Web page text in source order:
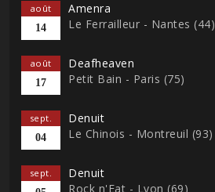
août
14
Amenra
Le Ferrailleur - Nantes (44)
août
17
Deafheaven
Petit Bain - Paris (75)
sept.
04
Denuit
Le Chinois - Montreuil (93)
sept.
Denuit
Rock n'Eat - Lyon (69)